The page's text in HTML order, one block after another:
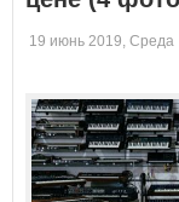
19 июнь 2019, Среда